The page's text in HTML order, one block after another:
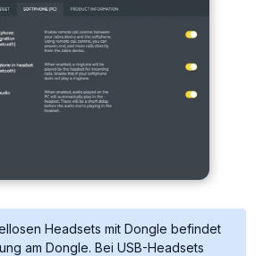
Headsets mit Dongle befindet
am Dongle. Bei USB-Headsets